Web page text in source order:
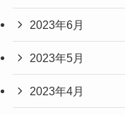
2023年6月
2023年5月
2023年4月